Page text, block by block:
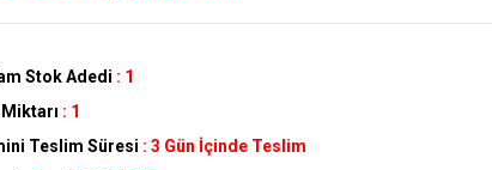
Stok Adedi : 1
: 1
Teslim Süresi : 3 Gün İçinde Teslim